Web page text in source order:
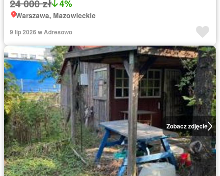
24 000 zł 4%
Warszawa, Mazowieckie
9 lip 2026 w Adresowo
Zobacz zdjęcie